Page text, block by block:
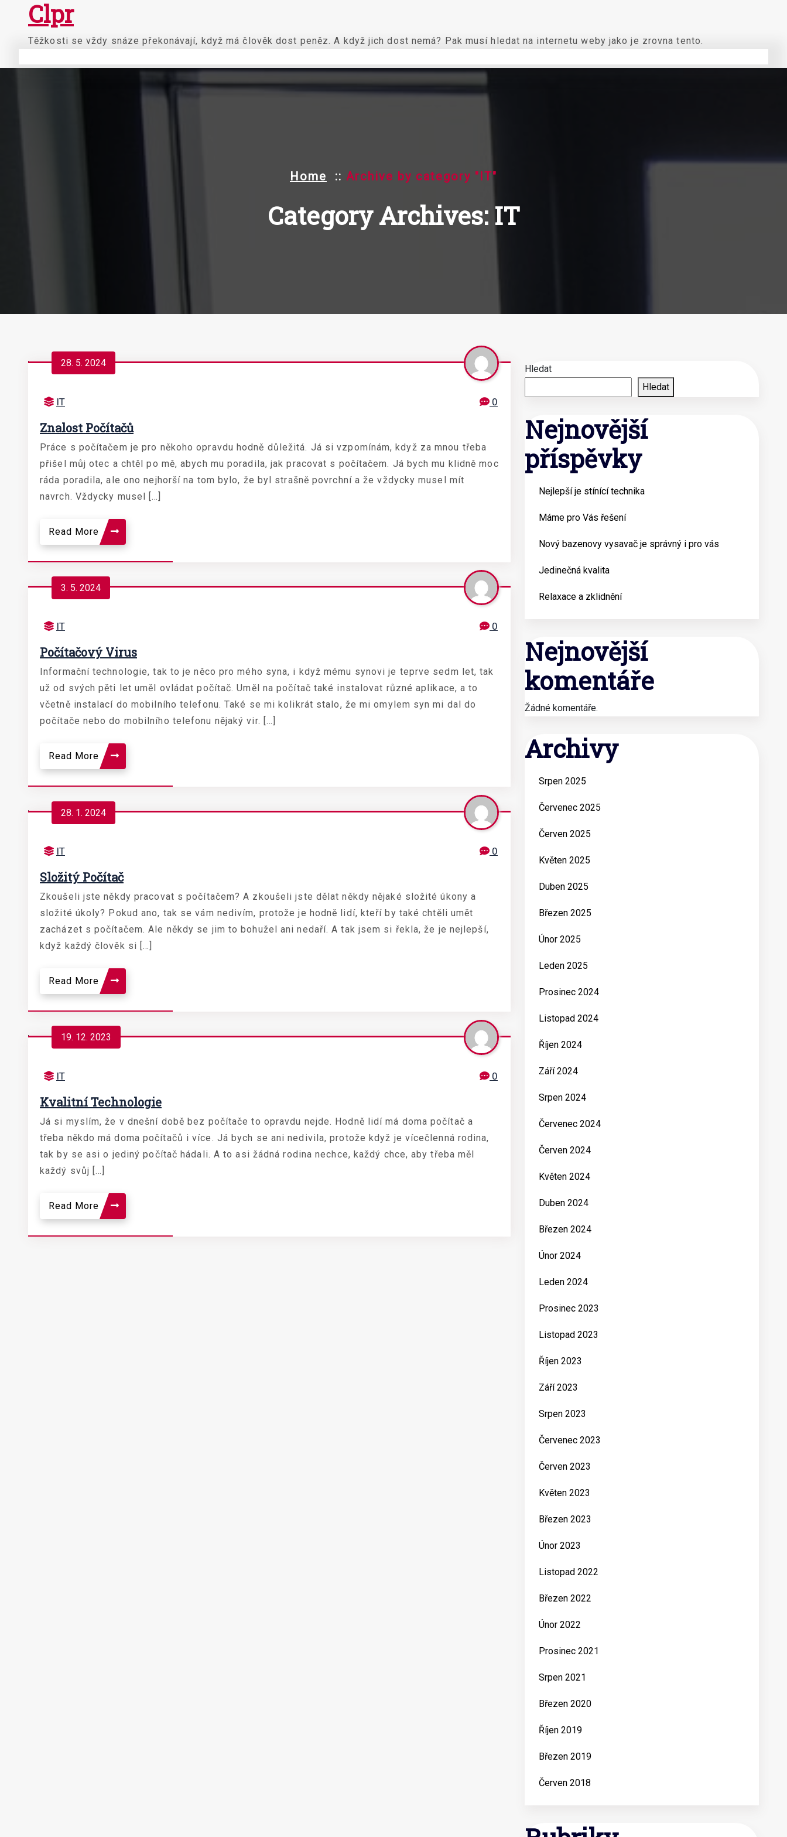
content
Clpr
Těžkosti se vždy snáze překonávají, když má člověk dost peněz. A když jich dost nemá? Pak musí hledat na internetu weby jako je zrovna tento.
Home :: Archive by category "IT"
Category Archives: IT
28. 5. 2024
IT 0
Znalost Počítačů
Práce s počítačem je pro někoho opravdu hodně důležitá. Já si vzpomínám, když za mnou třeba
přišel můj otec a chtěl po mě, abych mu poradila, jak pracovat s počítačem. Já bych mu klidně moc
ráda poradila, ale ono nejhorší na tom bylo, že byl strašně povrchní a že vždycky musel mít
navrch. Vždycky musel […]
Read More
3. 5. 2024
IT 0
Počítačový Virus
Informační technologie, tak to je něco pro mého syna, i když mému synovi je teprve sedm let, tak
už od svých pěti let uměl ovládat počítač. Uměl na počítač také instalovat různé aplikace, a to
včetně instalací do mobilního telefonu. Také se mi kolikrát stalo, že mi omylem syn mi dal do
počítače nebo do mobilního telefonu nějaký vir. […]
Read More
28. 1. 2024
IT 0
Složitý Počítač
Zkoušeli jste někdy pracovat s počítačem? A zkoušeli jste dělat někdy nějaké složité úkony a
složité úkoly? Pokud ano, tak se vám nedivím, protože je hodně lidí, kteří by také chtěli umět
zacházet s počítačem. Ale někdy se jim to bohužel ani nedaří. A tak jsem si řekla, že je nejlepší,
když každý člověk si […]
Read More
19. 12. 2023
IT 0
Kvalitní Technologie
Já si myslím, že v dnešní době bez počítače to opravdu nejde. Hodně lidí má doma počítač a
třeba někdo má doma počítačů i více. Já bych se ani nedivila, protože když je vícečlenná rodina,
tak by se asi o jediný počítač hádali. A to asi žádná rodina nechce, každý chce, aby třeba měl
každý svůj […]
Read More
Hledat
Hledat
Nejnovější
příspěvky
Nejlepší je stínící technika
Máme pro Vás řešení
Nový bazenovy vysavač je správný i pro vás
Jedinečná kvalita
Relaxace a zklidnění
Nejnovější
komentáře
Žádné komentáře.
Archivy
Srpen 2025
Červenec 2025
Červen 2025
Květen 2025
Duben 2025
Březen 2025
Únor 2025
Leden 2025
Prosinec 2024
Listopad 2024
Říjen 2024
Září 2024
Srpen 2024
Červenec 2024
Červen 2024
Květen 2024
Duben 2024
Březen 2024
Únor 2024
Leden 2024
Prosinec 2023
Listopad 2023
Říjen 2023
Září 2023
Srpen 2023
Červenec 2023
Červen 2023
Květen 2023
Březen 2023
Únor 2023
Listopad 2022
Březen 2022
Únor 2022
Prosinec 2021
Srpen 2021
Březen 2020
Říjen 2019
Březen 2019
Červen 2018